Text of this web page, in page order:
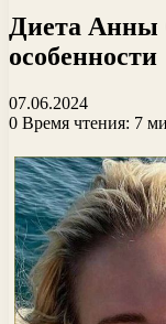
Диета Анны
особенности
07.06.2024
0 Время чтения: 7